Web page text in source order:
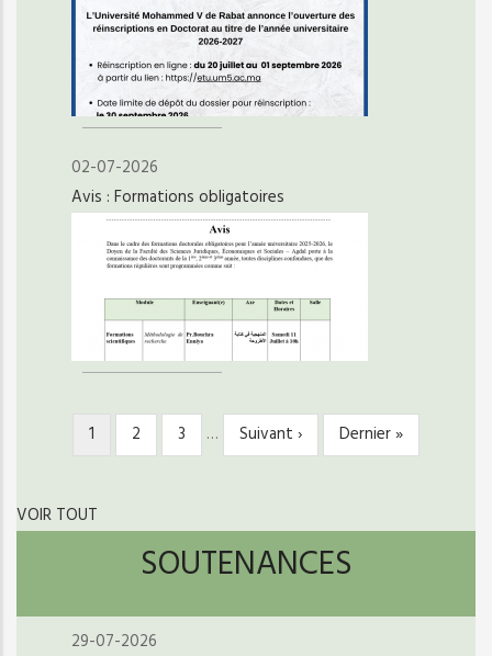
02-07-2026
Avis : Formations obligatoires
PAGINATION
Page
courante
1 Page
2 Page
3 …
Page
suivante
Suivant ›
Dernière
page
Dernier »
VOIR TOUT
SOUTENANCES
29-07-2026